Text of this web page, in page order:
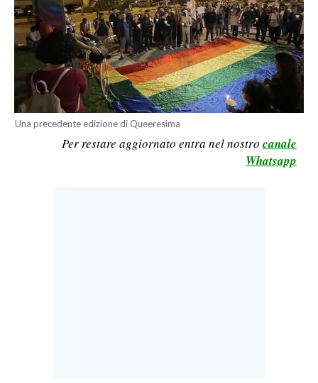
SERVIZI ALLE IMPRESE
LAVORO
BANDI
SPORT IN SARDEGNA
SPORT
RISULTATI E CLASSIFICHE
Una precedente edizione di Queeresima
Per restare aggiornato entra nel nostro canale
Whatsapp